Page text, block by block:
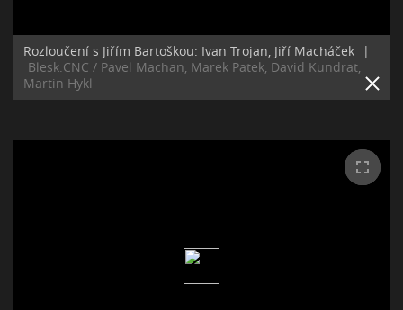
Rozloučení s Jiřím Bartoškou: Ivan Trojan, Jiří Macháček
|
Blesk:CNC / Pavel Machan, Marek Patek, David Kundrat,
Martin Hykl